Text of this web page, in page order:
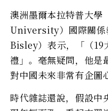
澳洲墨爾本拉特普大
University）國際關
Bisley）表示，「（19
禮」。毫無疑問，他是
對中國未來非常有企圖
時代雜誌還說，假設中